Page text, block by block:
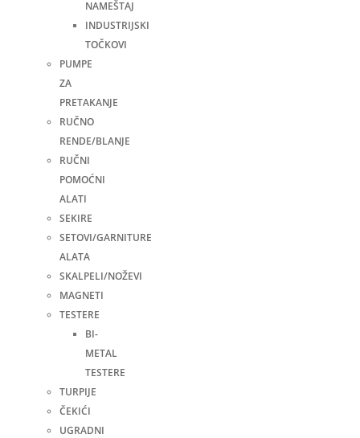
NAMEŠTAJ
INDUSTRIJSKI
TOČKOVI
PUMPE
ZA
PRETAKANJE
RUČNO
RENDE/BLANJE
RUČNI
POMOĆNI
ALATI
SEKIRE
SETOVI/GARNITURE
ALATA
SKALPELI/NOŽEVI
MAGNETI
TESTERE
BI-
METAL
TESTERE
TURPIJE
ČEKIĆI
UGRADNI